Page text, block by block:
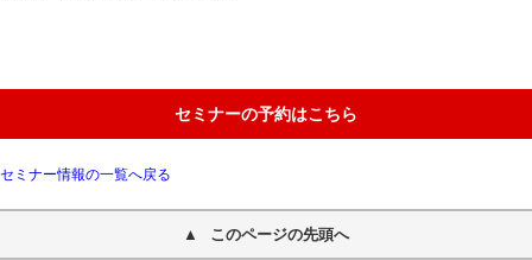
セミナーの予約はこちら
セミナー情報の一覧へ戻る
このページの先頭へ